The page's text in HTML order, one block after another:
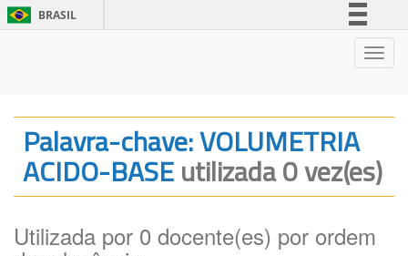
BRASIL
Legislação
Canais
Palavra-chave: VOLUMETRIA
ACIDO-BASEutilizada 0 vez(es)
Utilizada por 0 docente(es) por ordem